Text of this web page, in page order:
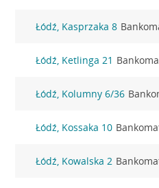
Łódź, Kasprzaka 8
Łódź, Ketlinga 21
Łódź, Kolumny 6/36
Łódź, Kossaka 10
Łódź, Kowalska 2